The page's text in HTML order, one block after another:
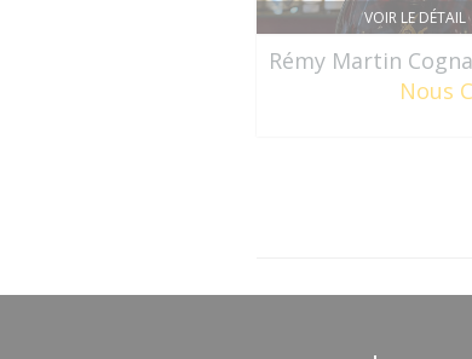
VOIR LE DÉTAIL
Rémy Martin
Nous